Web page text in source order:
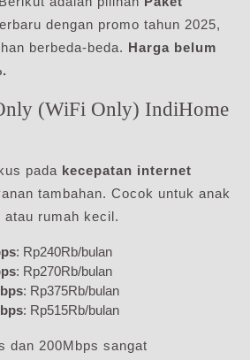
dengan promo tahun 2025,
berbeda-beda. Harga belum
(WiFi Only) IndiHome
pada kecepatan internet
tambahan. Cocok untuk anak
rumah kecil.
: Rp240Rb/bulan
: Rp270Rb/bulan
: Rp375Rb/bulan
: Rp515Rb/bulan
dan 200Mbps sangat